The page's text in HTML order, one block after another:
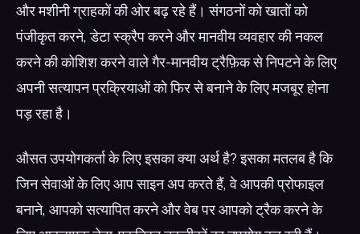
और मशीनी ग्राहकों की ओर बढ़ रहे हैं। संगठनों को खातों को
पंजीकृत करने, डेटा स्क्रैप करने और मानवीय व्यवहार की नकल
करने की कोशिश करने वाले गैर-मानवीय ट्रैफ़िक से निपटने के लिए
अपनी सत्यापन प्रक्रियाओं को फिर से बनाने के लिए मजबूर होना
पड़ रहा है।
औसत उपयोगकर्ता के लिए इसका क्या अर्थ है? इसका मतलब है कि
जिन सेवाओं के लिए आप साइन अप करते हैं, वे आपकी प्रोफाइल
बनाने, आपको सत्यापित करने और वेब पर आपको ट्रैक करने के